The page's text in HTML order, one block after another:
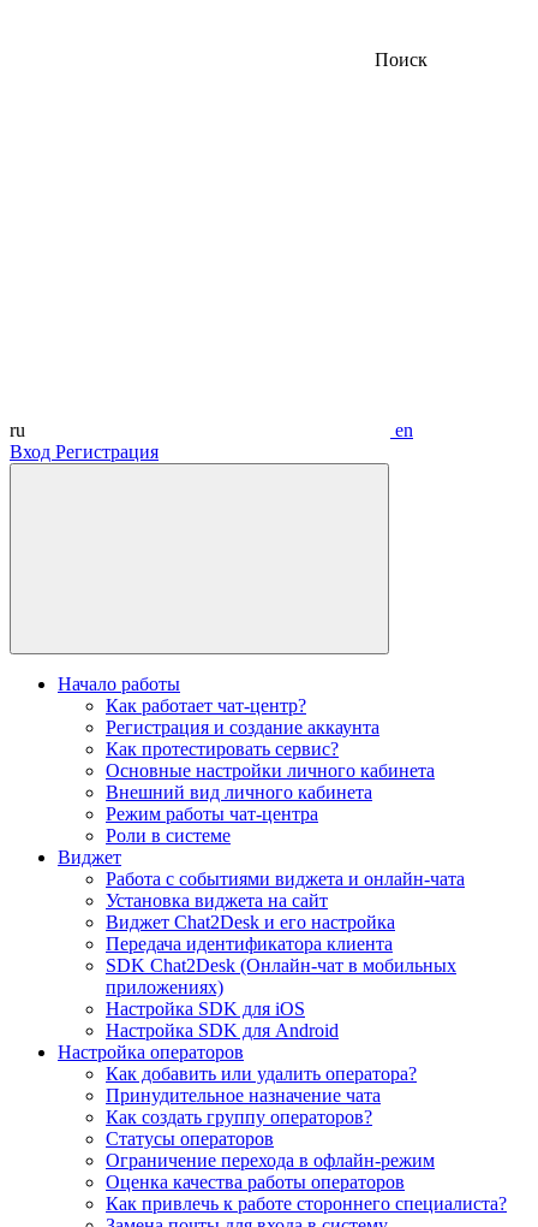
Поиск
ru
en
Вход Регистрация
Начало работы
Как работает чат-центр?
Регистрация и создание аккаунта
Как протестировать сервис?
Основные настройки личного кабинета
Внешний вид личного кабинета
Режим работы чат-центра
Роли в системе
Виджет
Работа с событиями виджета и онлайн-чата
Установка виджета на сайт
Виджет Chat2Desk и его настройка
Передача идентификатора клиента
SDK Chat2Desk (Онлайн-чат в мобильных
приложениях)
Настройка SDK для iOS
Настройка SDK для Android
Настройка операторов
Как добавить или удалить оператора?
Принудительное назначение чата
Как создать группу операторов?
Статусы операторов
Ограничение перехода в офлайн-режим
Оценка качества работы операторов
Как привлечь к работе стороннего специалиста?